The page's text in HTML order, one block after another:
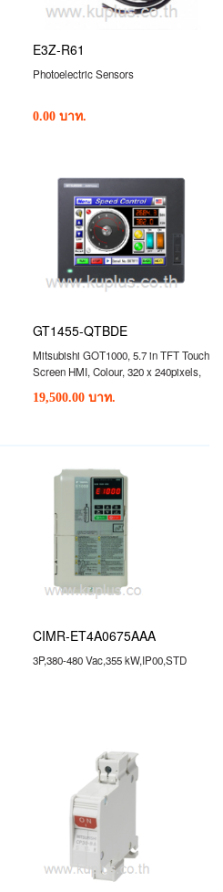
E3Z-R61
Photoelectric Sensors
0.00 บาท.
GT1455-QTBDE
Mitsubishi GOT1000, 5.7 in TFT Touch
Screen HMI, Colour, 320 x 240pixels,
19,500.00 บาท.
CIMR-ET4A0675AAA
3P,380-480 Vac,355 kW,IP00,STD